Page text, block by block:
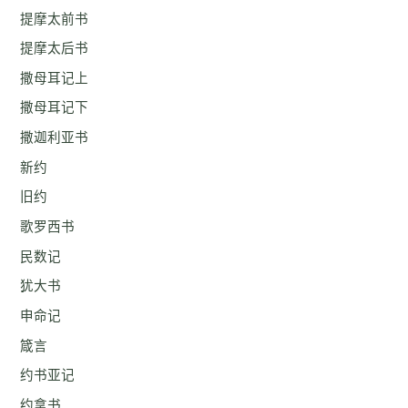
提摩太前书
提摩太后书
撒母耳记上
撒母耳记下
撒迦利亚书
新约
旧约
歌罗西书
民数记
犹大书
申命记
箴言
约书亚记